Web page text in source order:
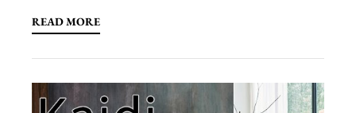
READ MORE